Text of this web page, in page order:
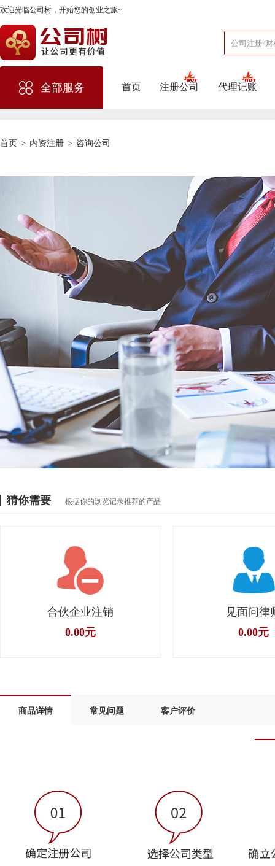
欢迎光临公司树，开始您的创业之旅~
全部服务 首页 注册公司 代理记账
首页 > 内资注册 > 咨询公司
猜你需要 根据你的浏览记录推荐的产品
合伙企业注销
0.00元
见面问律
0.00元
商品详情 常见问题 客户评价